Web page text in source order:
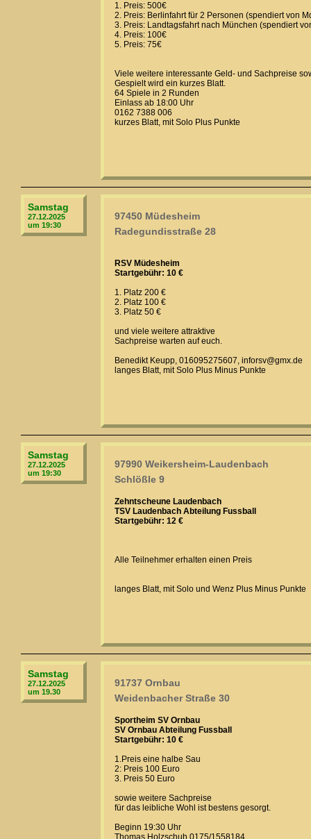
1. Preis: 500€
2. Preis: Berlinfahrt für 2 Personen (spendiert von
3. Preis: Landtagsfahrt nach München (spendiert
4. Preis: 100€
5. Preis: 75€
Viele weitere interessante Geld- und Sachpreise
Gespielt wird ein kurzes Blatt.
64 Spiele in 2 Runden
Einlass ab 18:00 Uhr
0162 7388 006
kurzes Blatt, mit Solo Plus Punkte
Samstag
27.12.2025
um 19:30
97450 Müdesheim
Radegundisstraße 28
RSV Müdesheim
Startgebühr: 10 €
1. Platz 200 €
2. Platz 100 €
3. Platz 50 €
und viele weitere attraktive
Sachpreise warten auf euch.
Benedikt Keupp, 016095275607, inforsv@gmx.de
langes Blatt, mit Solo Plus Minus Punkte
Samstag
27.12.2025
um 19:30
97990 Weikersheim-Laudenbach
Schlößle 9
Zehntscheune Laudenbach
TSV Laudenbach Abteilung Fussball
Startgebühr: 12 €
Alle Teilnehmer erhalten einen Preis
langes Blatt, mit Solo und Wenz Plus Minus Punkte
Samstag
27.12.2025
um 19.30
91737 Ornbau
Weidenbacher Straße 30
Sportheim SV Ornbau
SV Ornbau Abteilung Fussball
Startgebühr: 10 €
1.Preis eine halbe Sau
2: Preis 100 Euro
3. Preis 50 Euro
sowie weitere Sachpreise
für das leibliche Wohl ist bestens gesorgt.
Beginn 19:30 Uhr
Thomas Holzschuh 0175/1558184